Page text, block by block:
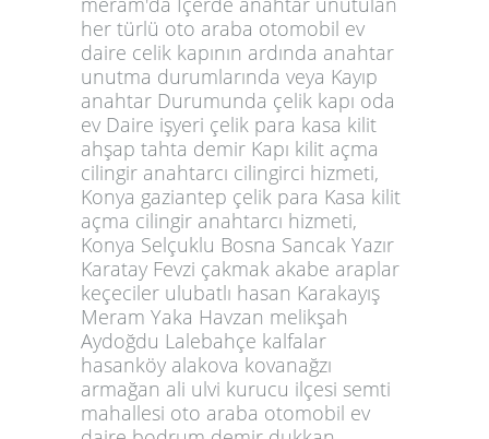
her türlü oto araba otomobil ev
daire celik kapının ardında anahtar
unutma durumlarında veya Kayıp
anahtar Durumunda çelik kapı oda
ev Daire işyeri çelik para kasa kilit
ahşap tahta demir Kapı kilit açma
cilingir anahtarcı cilingirci hizmeti,
Konya gaziantep çelik para Kasa kilit
açma cilingir anahtarcı hizmeti,
Konya Selçuklu Bosna Sancak Yazır
Karatay Fevzi çakmak akabe araplar
keçeciler ulubatlı hasan Karakayış
Meram Yaka Havzan melikşah
Aydoğdu Lalebahçe kalfalar
hasanköy alakova kovanağzı
armağan ali ulvi kurucu ilçesi semti
mahallesi oto araba otomobil ev